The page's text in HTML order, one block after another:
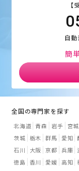
自
簡
全国の専門家を探す
北海道 青森 岩手 宮城
茨城 栃木 群馬 愛知
石川
大阪 京都 兵庫
徳島 香川 愛媛 高知